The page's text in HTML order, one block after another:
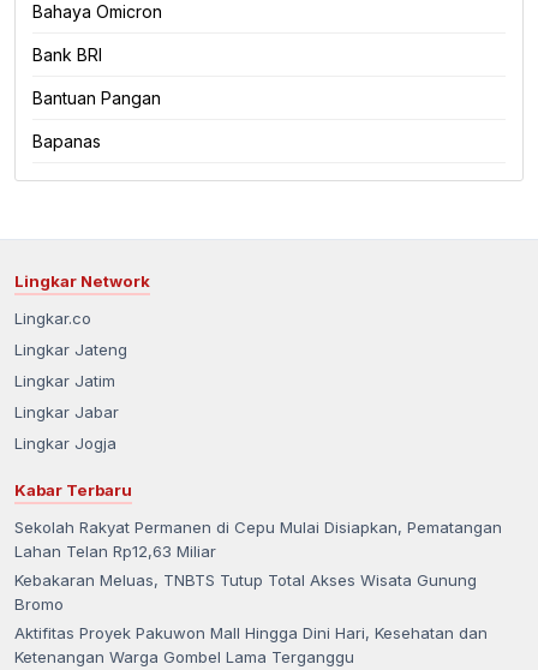
Bahaya Omicron
Bank BRI
Bantuan Pangan
Bapanas
Lingkar Network
Lingkar.co
Lingkar Jateng
Lingkar Jatim
Lingkar Jabar
Lingkar Jogja
Kabar Terbaru
Sekolah Rakyat Permanen di Cepu Mulai Disiapkan, Pematangan
Lahan Telan Rp12,63 Miliar
Kebakaran Meluas, TNBTS Tutup Total Akses Wisata Gunung
Bromo
Aktifitas Proyek Pakuwon Mall Hingga Dini Hari, Kesehatan dan
Ketenangan Warga Gombel Lama Terganggu